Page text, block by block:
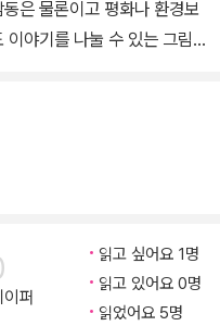
은 물론이고 평화나 환경보
야기를 나눌 수 있는 그림
되었을까요? 평화롭게 살던
했고, 핵실험 이후 방출된
이후를 담은 그림책입니다.
양물과 청소년 소설을 꾸준히
험 때문에 어쩔 수 없이 이주
퍼
읽고 싶어요 1명
읽고 있어요 0명
읽었어요 5명